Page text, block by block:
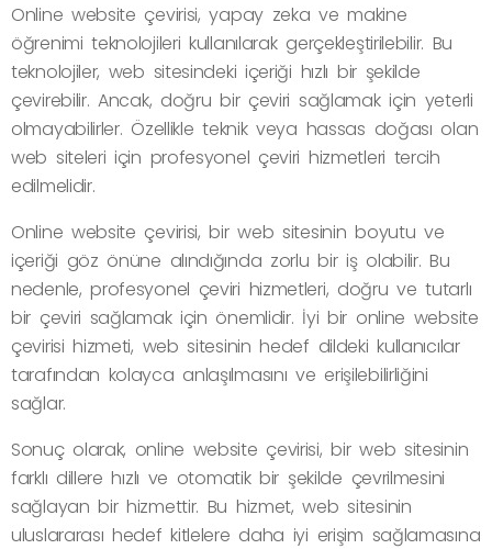
Online website çevirisi, yapay zeka ve makine
öğrenimi teknolojileri kullanılarak gerçekleştirilebilir. Bu
teknolojiler, web sitesindeki içeriği hızlı bir şekilde
çevirebilir. Ancak, doğru bir çeviri sağlamak için yeterli
olmayabilirler. Özellikle teknik veya hassas doğası olan
web siteleri için profesyonel çeviri hizmetleri tercih
edilmelidir.
Online website çevirisi, bir web sitesinin boyutu ve
içeriği göz önüne alındığında zorlu bir iş olabilir. Bu
nedenle, profesyonel çeviri hizmetleri, doğru ve tutarlı
bir çeviri sağlamak için önemlidir. İyi bir online website
çevirisi hizmeti, web sitesinin hedef dildeki kullanıcılar
tarafından kolayca anlaşılmasını ve erişilebilirliğini
sağlar.
Sonuç olarak, online website çevirisi, bir web sitesinin
farklı dillere hızlı ve otomatik bir şekilde çevrilmesini
sağlayan bir hizmettir. Bu hizmet, web sitesinin
uluslararası hedef kitlelere daha iyi erişim sağlamasına